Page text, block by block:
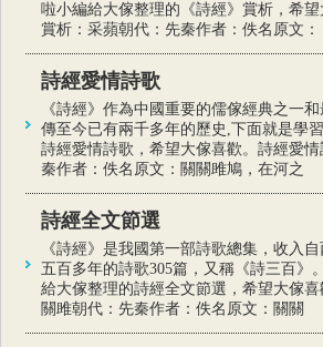
啦小編給大傢整理的《詩經》賞析，希望
賞析：采蘋朝代：先秦作者：佚名原文：
詩經愛情詩歌
《詩經》作為中國重要的儒傢經典之一
傳至今已有兩千多年的歷史,下面就是學
詩經愛情詩歌，希望大傢喜歡。詩經愛
秦作者：佚名原文：關關雎鳩，在河之
詩經全文節選
《詩經》是我國第一部詩歌總集，收入
五百多年的詩歌305篇，又稱《詩三百》
給大傢整理的詩經全文節選，希望大傢喜
關雎朝代：先秦作者：佚名原文：關關